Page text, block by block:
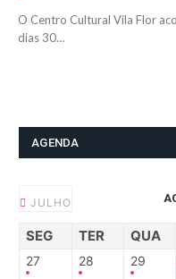
O Centro Cultural Vila Flor
dias 30…
AGENDA
JULHO
SEG TER QUA
27 28 29